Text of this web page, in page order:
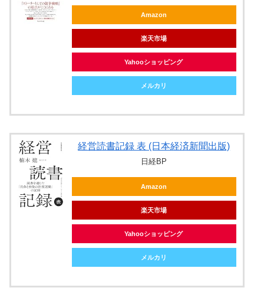
Amazon
楽天市場
Yahooショッピング
メルカリ
経営読書記録 表 (日本経済新聞出版)
日経BP
Amazon
楽天市場
Yahooショッピング
メルカリ